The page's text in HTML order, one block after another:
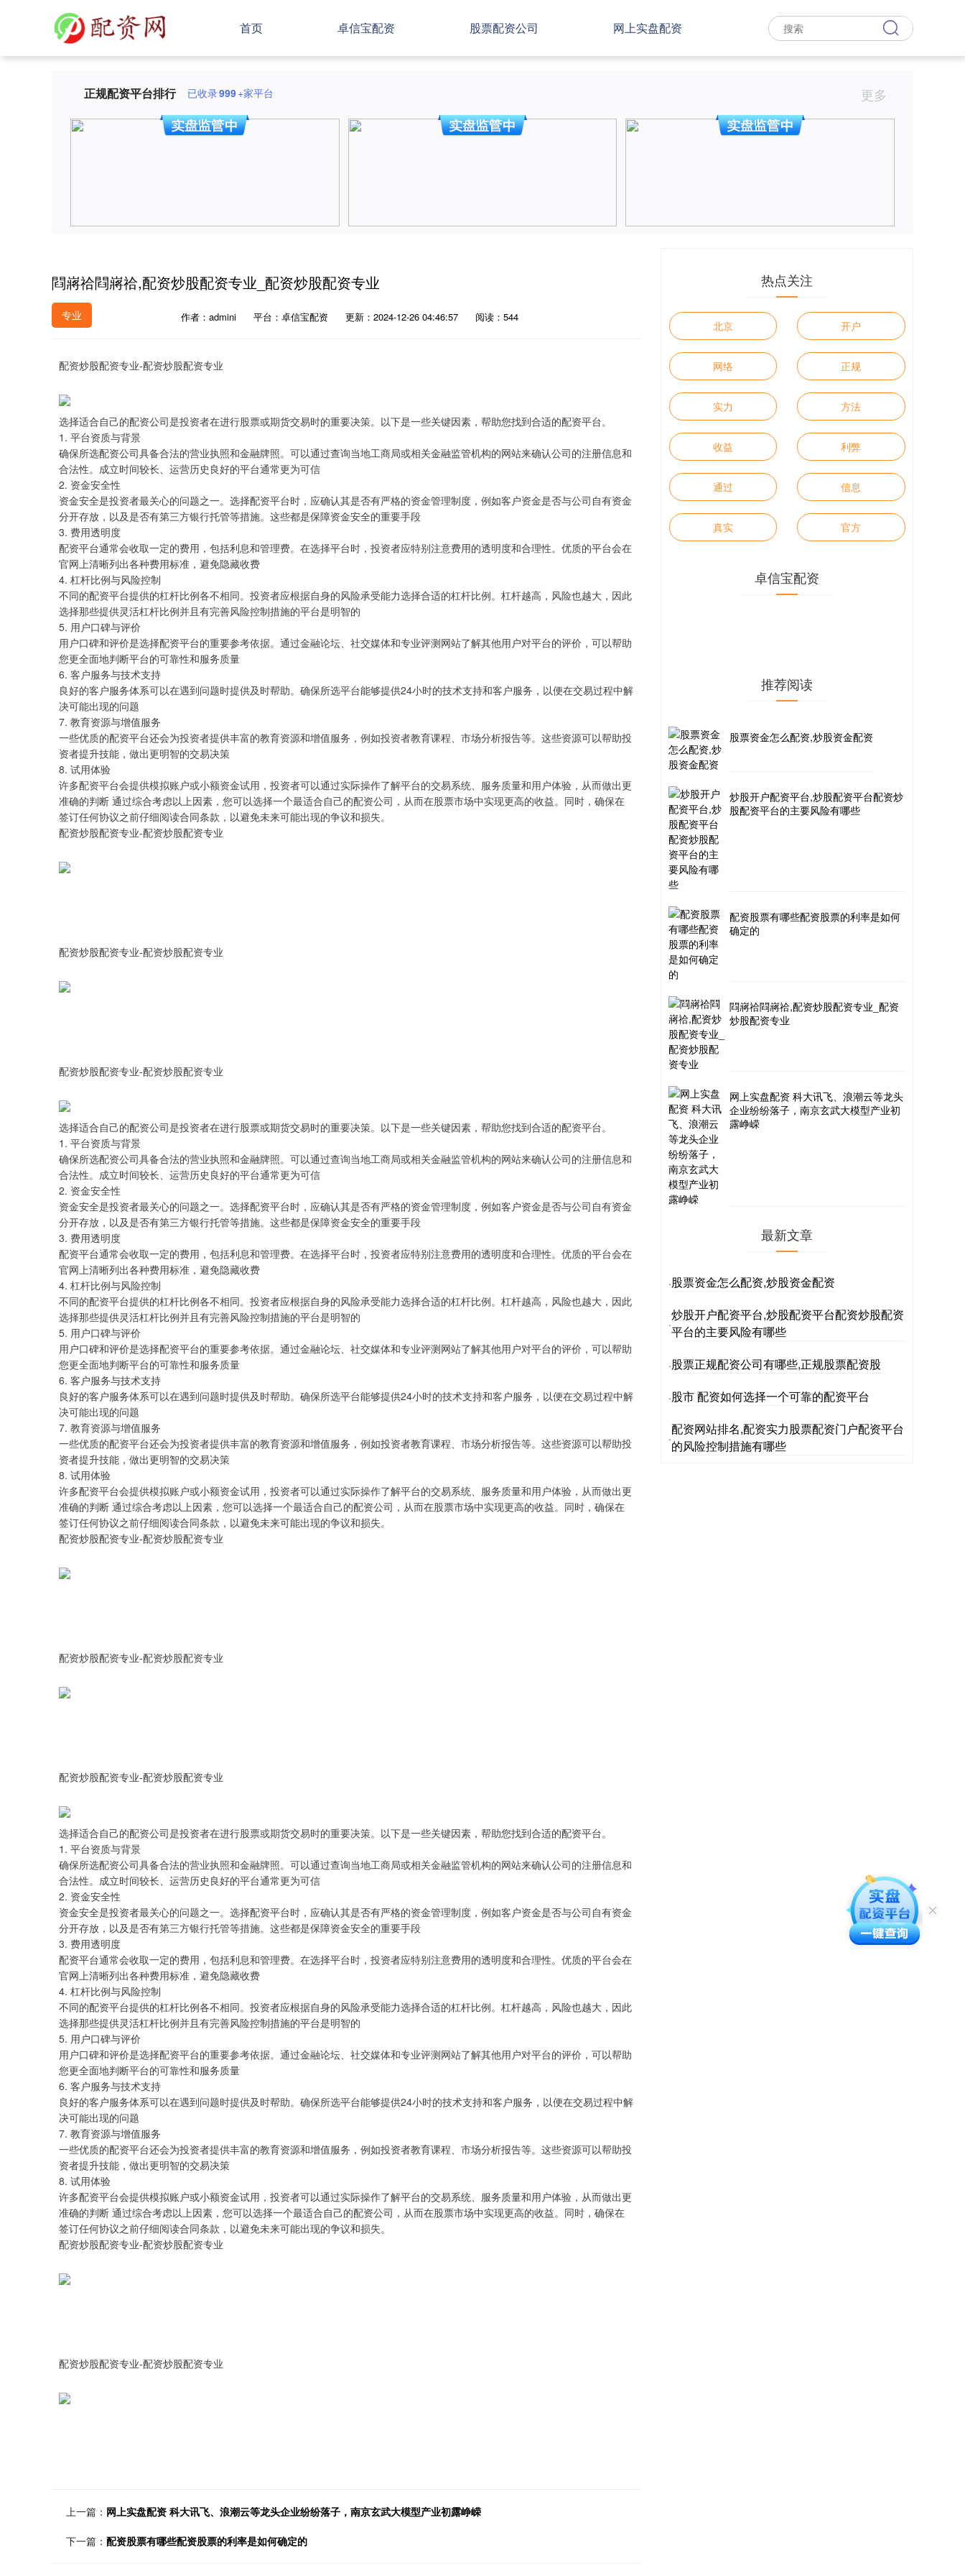
首页 卓信宝配资 股票配资公司 网上实盘配资
正规配资平台排行 已收录999+家平台 更多
閰嶈祫閰嶈祫,配资炒股配资专业_配资炒股配资专业
专业 作者：admini 平台：卓信宝配资 更新：2024-12-26 04:46:57 阅读：544
配资炒股配资专业-配资炒股配资专业
选择适合自己的配资公司是投资者在进行股票或期货交易时的重要决策。以下是一些关键因素，帮助您找到合适的配资平台。
1. 平台资质与背景
确保所选配资公司具备合法的营业执照和金融牌照。可以通过查询当地工商局或相关金融监管机构的网站来确认公司的注册信息和
合法性。成立时间较长、运营历史良好的平台通常更为可信
2. 资金安全性
资金安全是投资者最关心的问题之一。选择配资平台时，应确认其是否有严格的资金管理制度，例如客户资金是否与公司自有资金
分开存放，以及是否有第三方银行托管等措施。这些都是保障资金安全的重要手段
3. 费用透明度
配资平台通常会收取一定的费用，包括利息和管理费。在选择平台时，投资者应特别注意费用的透明度和合理性。优质的平台会在
官网上清晰列出各种费用标准，避免隐藏收费
4. 杠杆比例与风险控制
不同的配资平台提供的杠杆比例各不相同。投资者应根据自身的风险承受能力选择合适的杠杆比例。杠杆越高，风险也越大，因此
选择那些提供灵活杠杆比例并且有完善风险控制措施的平台是明智的
5. 用户口碑与评价
用户口碑和评价是选择配资平台的重要参考依据。通过金融论坛、社交媒体和专业评测网站了解其他用户对平台的评价，可以帮助
您更全面地判断平台的可靠性和服务质量
6. 客户服务与技术支持
良好的客户服务体系可以在遇到问题时提供及时帮助。确保所选平台能够提供24小时的技术支持和客户服务，以便在交易过程中解
决可能出现的问题
7. 教育资源与增值服务
一些优质的配资平台还会为投资者提供丰富的教育资源和增值服务，例如投资者教育课程、市场分析报告等。这些资源可以帮助投
资者提升技能，做出更明智的交易决策
8. 试用体验
许多配资平台会提供模拟账户或小额资金试用，投资者可以通过实际操作了解平台的交易系统、服务质量和用户体验，从而做出更
准确的判断 通过综合考虑以上因素，您可以选择一个最适合自己的配资公司，从而在股票市场中实现更高的收益。同时，确保在
签订任何协议之前仔细阅读合同条款，以避免未来可能出现的争议和损失。
配资炒股配资专业-配资炒股配资专业
配资炒股配资专业-配资炒股配资专业
配资炒股配资专业-配资炒股配资专业
选择适合自己的配资公司是投资者在进行股票或期货交易时的重要决策。以下是一些关键因素，帮助您找到合适的配资平台。
1. 平台资质与背景
确保所选配资公司具备合法的营业执照和金融牌照。可以通过查询当地工商局或相关金融监管机构的网站来确认公司的注册信息和
合法性。成立时间较长、运营历史良好的平台通常更为可信
2. 资金安全性
资金安全是投资者最关心的问题之一。选择配资平台时，应确认其是否有严格的资金管理制度，例如客户资金是否与公司自有资金
分开存放，以及是否有第三方银行托管等措施。这些都是保障资金安全的重要手段
3. 费用透明度
配资平台通常会收取一定的费用，包括利息和管理费。在选择平台时，投资者应特别注意费用的透明度和合理性。优质的平台会在
官网上清晰列出各种费用标准，避免隐藏收费
4. 杠杆比例与风险控制
不同的配资平台提供的杠杆比例各不相同。投资者应根据自身的风险承受能力选择合适的杠杆比例。杠杆越高，风险也越大，因此
选择那些提供灵活杠杆比例并且有完善风险控制措施的平台是明智的
5. 用户口碑与评价
用户口碑和评价是选择配资平台的重要参考依据。通过金融论坛、社交媒体和专业评测网站了解其他用户对平台的评价，可以帮助
您更全面地判断平台的可靠性和服务质量
6. 客户服务与技术支持
良好的客户服务体系可以在遇到问题时提供及时帮助。确保所选平台能够提供24小时的技术支持和客户服务，以便在交易过程中解
决可能出现的问题
7. 教育资源与增值服务
一些优质的配资平台还会为投资者提供丰富的教育资源和增值服务，例如投资者教育课程、市场分析报告等。这些资源可以帮助投
资者提升技能，做出更明智的交易决策
8. 试用体验
许多配资平台会提供模拟账户或小额资金试用，投资者可以通过实际操作了解平台的交易系统、服务质量和用户体验，从而做出更
准确的判断 通过综合考虑以上因素，您可以选择一个最适合自己的配资公司，从而在股票市场中实现更高的收益。同时，确保在
签订任何协议之前仔细阅读合同条款，以避免未来可能出现的争议和损失。
配资炒股配资专业-配资炒股配资专业
配资炒股配资专业-配资炒股配资专业
配资炒股配资专业-配资炒股配资专业
选择适合自己的配资公司是投资者在进行股票或期货交易时的重要决策。以下是一些关键因素，帮助您找到合适的配资平台。
1. 平台资质与背景
确保所选配资公司具备合法的营业执照和金融牌照。可以通过查询当地工商局或相关金融监管机构的网站来确认公司的注册信息和
合法性。成立时间较长、运营历史良好的平台通常更为可信
2. 资金安全性
资金安全是投资者最关心的问题之一。选择配资平台时，应确认其是否有严格的资金管理制度，例如客户资金是否与公司自有资金
分开存放，以及是否有第三方银行托管等措施。这些都是保障资金安全的重要手段
3. 费用透明度
配资平台通常会收取一定的费用，包括利息和管理费。在选择平台时，投资者应特别注意费用的透明度和合理性。优质的平台会在
官网上清晰列出各种费用标准，避免隐藏收费
4. 杠杆比例与风险控制
不同的配资平台提供的杠杆比例各不相同。投资者应根据自身的风险承受能力选择合适的杠杆比例。杠杆越高，风险也越大，因此
选择那些提供灵活杠杆比例并且有完善风险控制措施的平台是明智的
5. 用户口碑与评价
用户口碑和评价是选择配资平台的重要参考依据。通过金融论坛、社交媒体和专业评测网站了解其他用户对平台的评价，可以帮助
您更全面地判断平台的可靠性和服务质量
6. 客户服务与技术支持
良好的客户服务体系可以在遇到问题时提供及时帮助。确保所选平台能够提供24小时的技术支持和客户服务，以便在交易过程中解
决可能出现的问题
7. 教育资源与增值服务
一些优质的配资平台还会为投资者提供丰富的教育资源和增值服务，例如投资者教育课程、市场分析报告等。这些资源可以帮助投
资者提升技能，做出更明智的交易决策
8. 试用体验
许多配资平台会提供模拟账户或小额资金试用，投资者可以通过实际操作了解平台的交易系统、服务质量和用户体验，从而做出更
准确的判断 通过综合考虑以上因素，您可以选择一个最适合自己的配资公司，从而在股票市场中实现更高的收益。同时，确保在
签订任何协议之前仔细阅读合同条款，以避免未来可能出现的争议和损失。
配资炒股配资专业-配资炒股配资专业
配资炒股配资专业-配资炒股配资专业
上一篇： 网上实盘配资 科大讯飞、浪潮云等龙头企业纷纷落子，南京玄武大模型产业初露峥嵘
下一篇： 配资股票有哪些配资股票的利率是如何确定的
热点关注
北京 开户
网络 正规
实力 方法
收益 利弊
通过 信息
真实 官方
卓信宝配资
推荐阅读
股票资金怎么配资,炒股资金配资
炒股开户配资平台,炒股配资平台配资炒
股配资平台的主要风险有哪些
配资股票有哪些配资股票的利率是如何
确定的
閰嶈祫閰嶈祫,配资炒股配资专业_配资
炒股配资专业
网上实盘配资 科大讯飞、浪潮云等龙头
企业纷纷落子，南京玄武大模型产业初
露峥嵘
最新文章
·股票资金怎么配资,炒股资金配资
·
炒股开户配资平台,炒股配资平台配资炒股配资
平台的主要风险有哪些
·股票正规配资公司有哪些,正规股票配资股
·股市 配资如何选择一个可靠的配资平台
·
配资网站排名,配资实力股票配资门户配资平台
的风险控制措施有哪些